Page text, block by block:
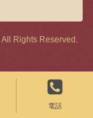
電話
All Rights Reserved.